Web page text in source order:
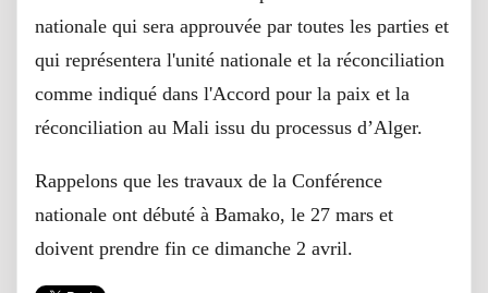
nationale qui sera approuvée par toutes les parties et
qui représentera l'unité nationale et la réconciliation
comme indiqué dans l'Accord pour la paix et la
réconciliation au Mali issu du processus d’Alger.
Rappelons que les travaux de la Conférence
nationale ont débuté à Bamako, le 27 mars et
doivent prendre fin ce dimanche 2 avril.